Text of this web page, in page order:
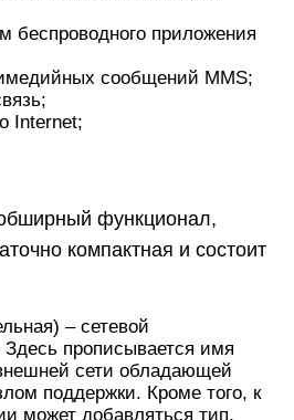
беспроводного приложения
сообщений MMS;
Internet;
функционал,
компактная и состоит
– сетевой
прописывается имя
сети обладающей
поддержки. Кроме того, к
может добавляться тип,